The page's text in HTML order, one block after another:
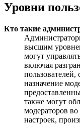
Уровни
Кто такие
высшим
могут
включая
пользователей,
назначение
также могут
модераторов
настроек,